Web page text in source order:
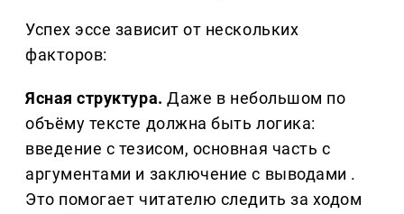
Успех эссе зависит от нескольких
факторов:
Ясная структура. Даже в небольшом по
объёму тексте должна быть логика:
введение с тезисом, основная часть с
аргументами и заключение с выводами .
Это помогает читателю следить за ходом